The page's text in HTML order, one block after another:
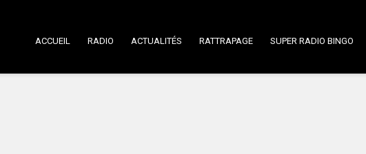
ACCUEIL RADIO ACTUALITÉS RATTRAPAGE SUPER RADIO BINGO